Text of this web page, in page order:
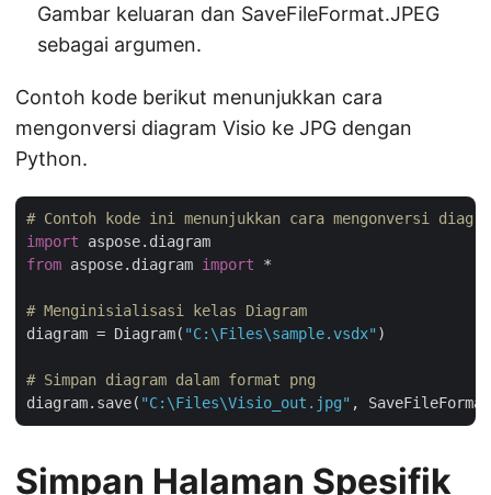
Gambar keluaran dan SaveFileFormat.JPEG
sebagai argumen.
Contoh kode berikut menunjukkan cara
mengonversi diagram Visio ke JPG dengan
Python.
# Contoh kode ini menunjukkan cara mengonversi
import
from aspose.diagram import *
# Menginisialisasi kelas Diagram
diagram = Diagram( "C:\Files\sample.vsdx" )
# Simpan diagram dalam format png
diagram.save( "C:\Files\Visio_out.jpg"
Simpan Halaman Spesifik